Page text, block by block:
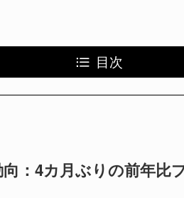
目次
：4カ月ぶりの前年比